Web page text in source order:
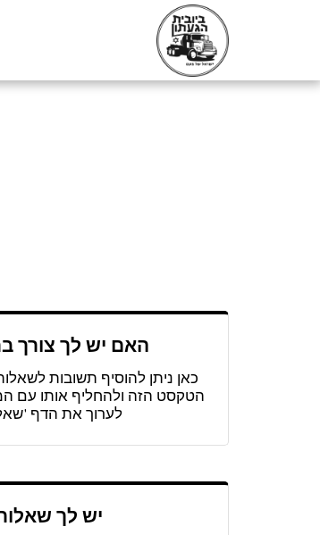
האם יש לך צורך
כאן ניתן להוסיף תשובות
הטקסט הזה ולהחליף אותו עם
לערוך את הדף
יש לך